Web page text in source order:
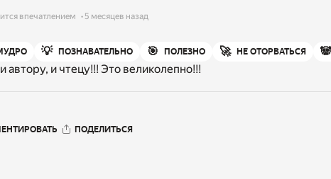
впечатлением 5 месяцев назад
💡 ПОЗНАВАТЕЛЬНО 🎯 ПОЛЕЗНО 🚀 НЕ ОТОРВАТЬСЯ 🐼
автору, и чтецу!!! Это великолепно!!!
ПОДЕЛИТЬСЯ